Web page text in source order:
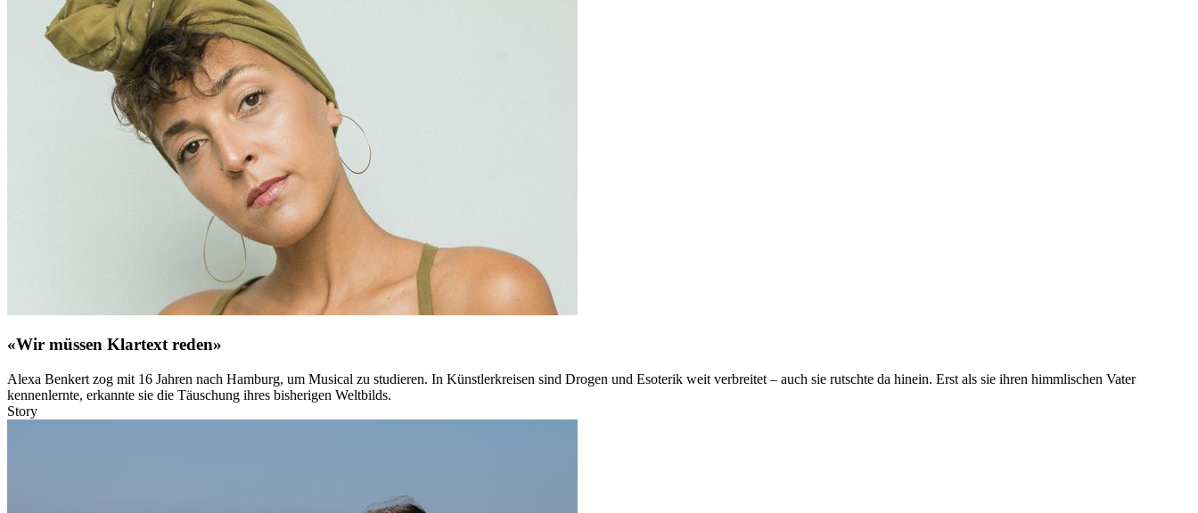
«Wir müssen Klartext reden»
Alexa Benkert zog mit 16 Jahren nach Hamburg, um Musical zu studieren. In Künstlerkreisen sind Drogen und Esoterik weit verbreitet – auch sie rutschte da hinein. Erst als sie ihren himmlischen Vater
kennenlernte, erkannte sie die Täuschung ihres bisherigen Weltbilds.
Story